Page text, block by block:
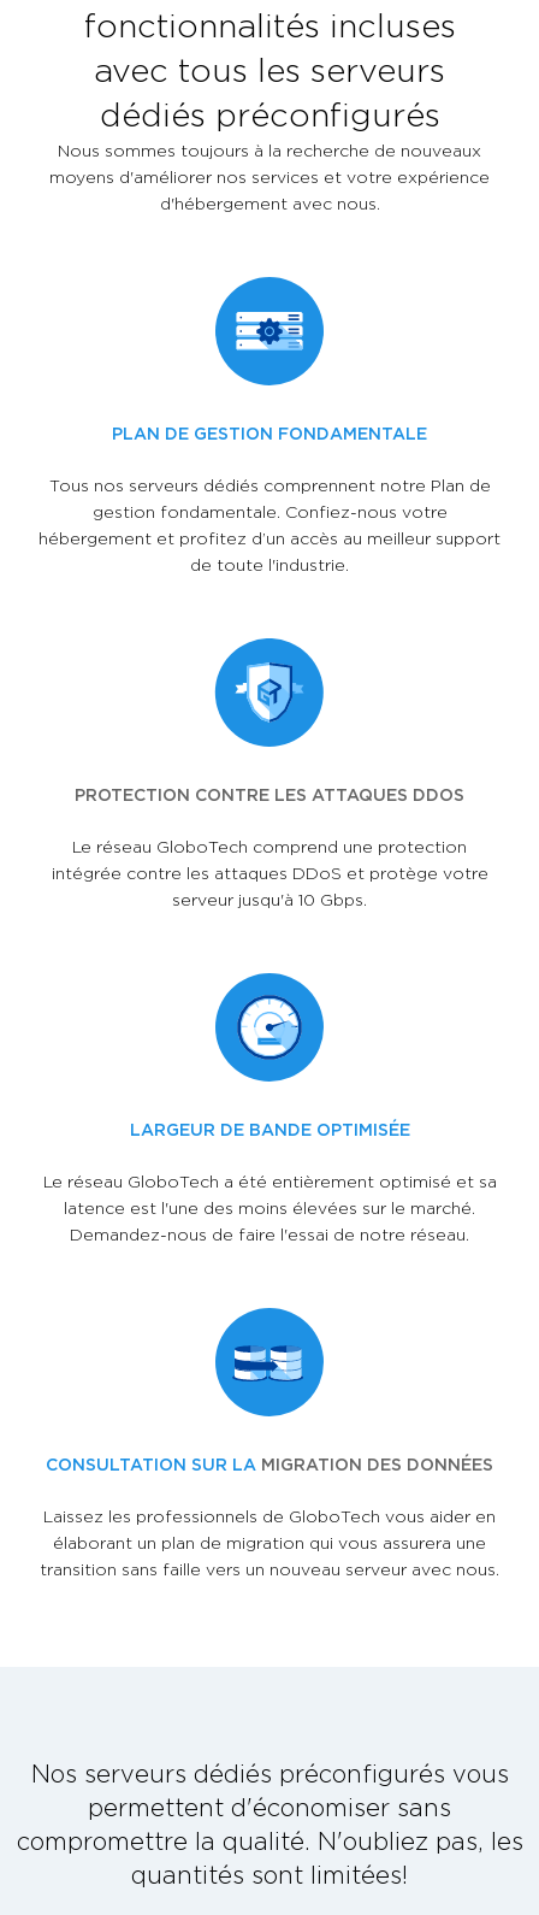
fonctionnalités incluses
avec tous les serveurs
dédiés préconfigurés
Nous sommes toujours à la recherche de nouveaux
moyens d'améliorer nos services et votre expérience
d'hébergement avec nous.
PLAN DE GESTION FONDAMENTALE
Tous nos serveurs dédiés comprennent notre Plan de
gestion fondamentale. Confiez-nous votre
hébergement et profitez d’un accès au meilleur support
de toute l'industrie.
PROTECTION CONTRE LES ATTAQUES DDOS
Le réseau GloboTech comprend une protection
intégrée contre les attaques DDoS et protège votre
serveur jusqu'à 10 Gbps.
LARGEUR DE BANDE OPTIMISÉE
Le réseau GloboTech a été entièrement optimisé et sa
latence est l'une des moins élevées sur le marché.
Demandez-nous de faire l'essai de notre réseau.
CONSULTATION SUR LA MIGRATION DES DONNÉES
Laissez les professionnels de GloboTech vous aider en
élaborant un plan de migration qui vous assurera une
transition sans faille vers un nouveau serveur avec nous.
Nos serveurs dédiés préconfigurés vous
permettent d'économiser sans
compromettre la qualité. N'oubliez pas, les
quantités sont limitées!